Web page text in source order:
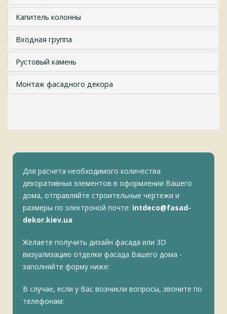
Капитель колонны
Входная группа
Рустовый камень
Монтаж фасадного декора
Для расчета необходимого количества
декоративных элементов в оформлении Вашего
дома, отправляйте строительные чертежи и
размеры по электроной почте: intdeco@fasad-
dekor.kiev.ua
Желаете получить дизайн фасада или 3D
визуализацию отделки фасада Вашего дома -
заполняйте форму ниже:
В случае, если у Вас возникли вопросы, звоните по
телефонам: